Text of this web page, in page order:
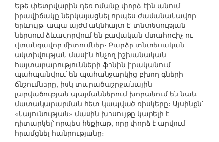
Եթե փետրվարին դեռ ոմանք փորձ էին անում
իրավիճակը ներկայացնել որպես ժամանակավոր
երևույթ, ապա այժմ ակնհայտ է՝ տնտեսության
ներսում ձևավորվում են բավական մտահոգիչ ու
վտանգավոր միտումներ։ Բարձր տնտեսական
ակտիվության մասին հնչող իշխանական
հայտարարությունների ֆոնին իրականում
պահպանվում են պահանջարկից բխող գների
ճնշումները, իսկ տարածաշրջանային
լարվածության պայմաններում խորանում են նաև
մատակարարման հետ կապված ռիսկերը։ Այսինքն՝
«կայունության» մասին խոսույթը կարելի է
դիտարկել՝ որպես հեքիաթ, որը փորձ է արվում
հրամցնել հանրությանը։